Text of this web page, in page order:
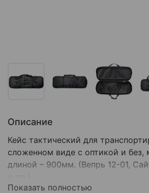
Описание
Кейс тактический для
сложенном виде с оптикой и без,
длиной – 900мм. (Вепрь 12-01,
Показать полностью